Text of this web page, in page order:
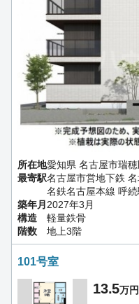
所在地愛知県 名古屋市瑞
最寄駅名古屋市営地下鉄
名鉄名古屋本線 呼続
築年月 2027年3月
構造
軽量鉄骨
階数
地上3階
101号室
13.5万円